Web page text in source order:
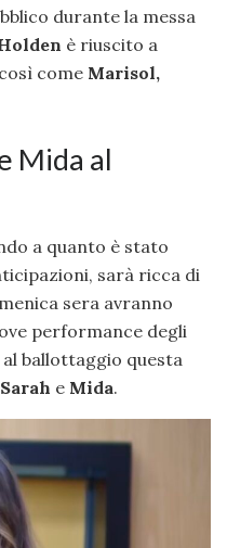
durante la messa
è riuscito a
come Marisol,
Mida al
a quanto è stato
sarà ricca di
sera avranno
performance degli
ballottaggio questa
Sarah e Mida.